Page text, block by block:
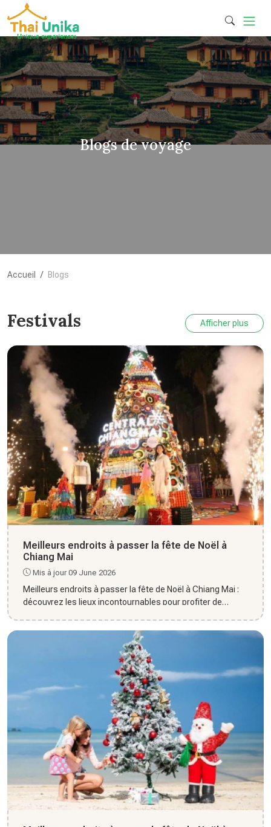
Blogs de voyage
Accueil Blogs
Festivals Afficher plus
Meilleurs endroits à passer la fête de Noël à
Chiang Mai
Mis à jour 09 June 2026
Meilleurs endroits à passer la fête de Noël à Chiang Mai :
découvrez les lieux incontournables pour profiter de